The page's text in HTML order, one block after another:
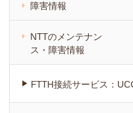
障害情報
NTTのメンテナン
ス・障害情報
FTTH接続サービス：